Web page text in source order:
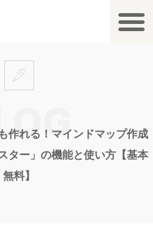
作れる！マインドマップ作成
ター」の機能と使い方【基本
無料】